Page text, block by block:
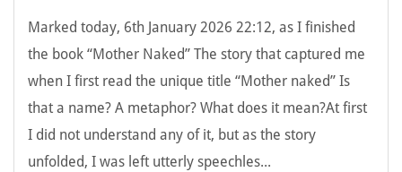
Marked today, 6th January 2026 22:12, as I finished
the book “Mother Naked” The story that captured me
when I first read the unique title “Mother naked” Is
that a name? A metaphor? What does it mean?At first
I did not understand any of it, but as the story
unfolded, I was left utterly speechles...